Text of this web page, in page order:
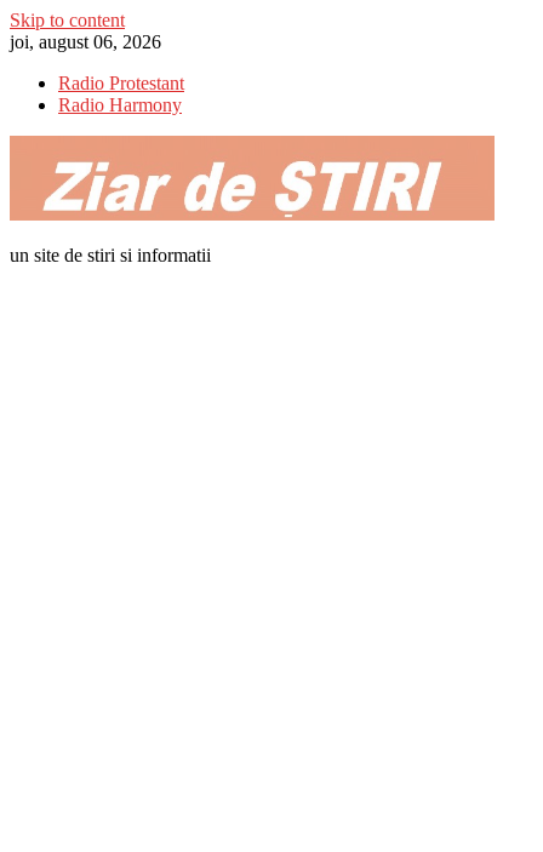
Skip to content
joi, august 06, 2026
Radio Protestant
Radio Harmony
un site de stiri si informatii